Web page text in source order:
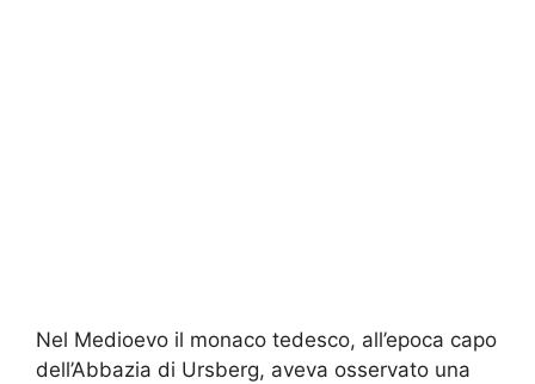
Nel Medioevo il monaco tedesco, all’epoca capo
dell’Abbazia di Ursberg, aveva osservato una